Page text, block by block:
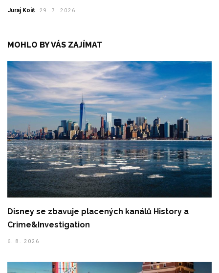
Juraj Koiš 29. 7. 2026
MOHLO BY VÁS ZAJÍMAT
Disney se zbavuje placených kanálů History a
Crime&Investigation
6. 8. 2026